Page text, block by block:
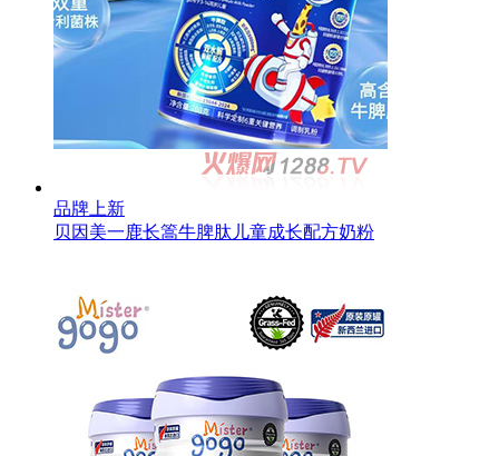
品牌上新
贝因美一鹿长篙牛脾肽儿童成长配方奶粉